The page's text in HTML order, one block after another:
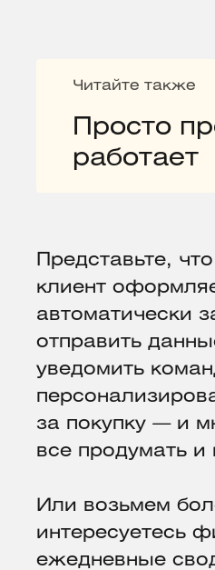
Читайте также
Просто
работает
Представьте,
клиент
автоматически
отправить
уведомить
за покупку — и
все продумать и
Или возьмем
интересуетесь
ежедневные